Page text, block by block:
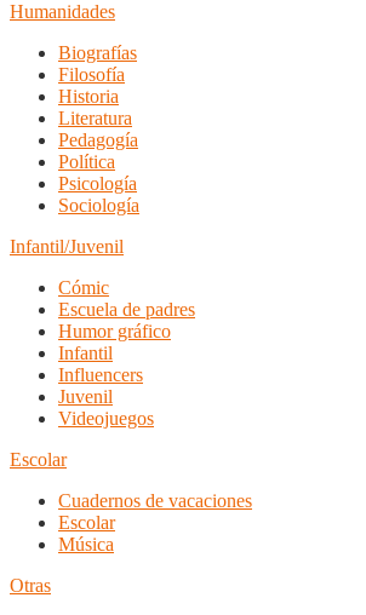
Humanidades
Biografías
Filosofía
Historia
Literatura
Pedagogía
Política
Psicología
Sociología
Infantil/Juvenil
Cómic
Escuela de padres
Humor gráfico
Infantil
Influencers
Juvenil
Videojuegos
Escolar
Cuadernos de vacaciones
Escolar
Música
Otras